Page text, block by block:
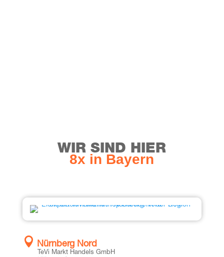
WIR SIND HIER
8x in Bayern
 Nürn­berg Nord
TeVi Markt Han­dels GmbH